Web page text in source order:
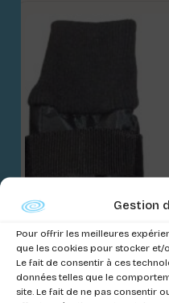
Gestion
Pour offrir les meilleures
que les cookies pour stocker
Le fait de consentir à ces
données telles que le
site. Le fait de ne pas consentir